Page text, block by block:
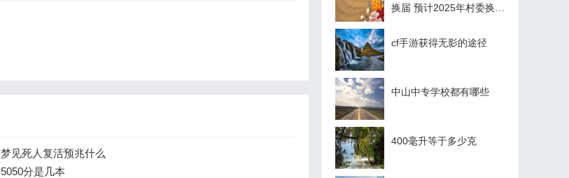
梦见死人复活预兆什么
5050分是几本
换届 预计2025年村委换届
cf手游获得无影的途径
中山中专学校都有哪些
400毫升等于多少克